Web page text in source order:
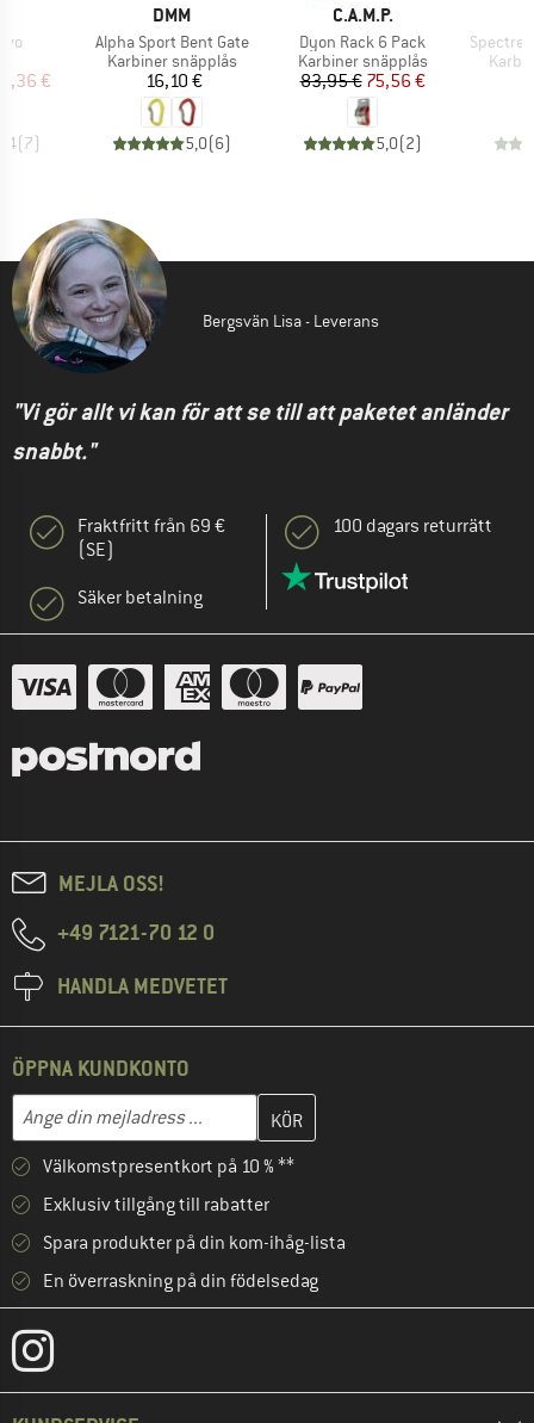
pris
€
(7)
VARUMÄRKE
DMM
Produkter
Alpha Sport Bent Gate
Produktgrupp
Karbiner snäpplås
Pris
16,10 €
5,0(6)
VARUMÄRKE
C.A.M.P.
Produkter
Dyon Rack 6 Pack
Produktgrupp
Karbiner snäpplås
Pris
83,95 €Reducerat pris
75,56 €
5,0(2)
Spectre
Bergsvän Lisa - Leverans
"Vi gör allt vi kan för att se till att paketet anländer
snabbt."
Fraktfritt från 69 €
(SE)
Säker betalning
100 dagars returrätt
MEJLA OSS!
+49 7121-70 12 0
HANDLA MEDVETET
ÖPPNA KUNDKONTO
Mejladress
Skriv in din e-postadress här och skapa ditt kundkonto i nästa
Välkomstpresentkort på 10 % **
Exklusiv tillgång till rabatter
Spara produkter på din kom-ihåg-lista
En överraskning på din födelsedag